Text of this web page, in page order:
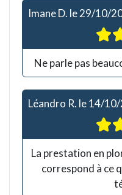
Imane D. le29/10/
Ne parle pas
Léandro R. le14/
La prestation en
correspond à ce